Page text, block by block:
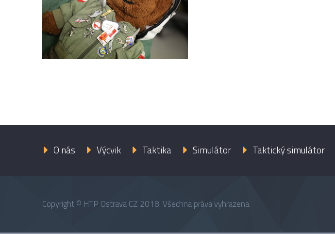
O nás Výcvik Taktika Simulátor Taktický simulátor
Copyright © HTP Ostrava CZ 2018. Všechna práva vyhrazena.